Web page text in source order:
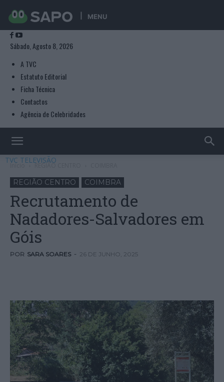
MENU
Sábado, Agosto 8, 2026
A TVC
Estatuto Editorial
Ficha Técnica
Contactos
Agência de Celebridades
TVC TELEVISÃO
Início REGIÃO CENTRO
REGIÃO CENTRO COIMBRA
Recrutamento de
Nadadores-Salvadores em
Góis
POR SARA SOARES - 26 DE JUNHO, 2025